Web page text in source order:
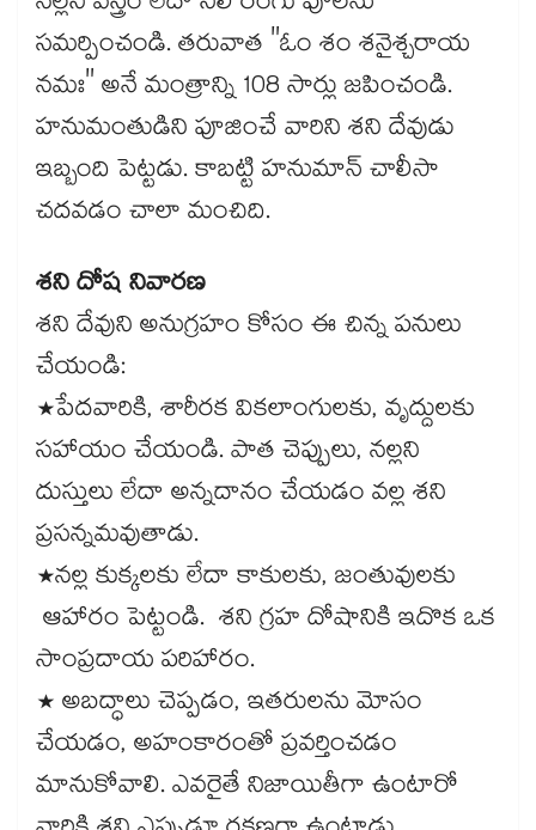
సమర్పించండి. తరువాత "ఓం శం శనైశ్చరాయ
నమః" అనే మంత్రాన్ని 108 సార్లు జపించండి.
హనుమంతుడిని పూజించే వారిని శని దేవుడు
ఇబ్బంది పెట్టడు. కాబట్టి హనుమాన్ చాలీసా
చదవడం చాలా మంచిది.
శని దోష నివారణ
శని దేవుని అనుగ్రహం కోసం ఈ చిన్న పనులు
చేయండి:
*పేదవారికి, శారీరక వికలాంగులకు, వృద్దులకు
సహాయం చేయండి. పాత చెప్పులు, నల్లని
దుస్తులు లేదా అన్నదానం చేయడం వల్ల శని
ప్రసన్నమవుతాడు.
*నల్ల కుక్కలకు లేదా కాకులకు, జంతువులకు
ఆహారం పెట్టండి. శని గ్రహ దోషానికి ఇదొక ఒక
సాంప్రదాయ పరిహారం.
* అబద్ధాలు చెప్పడం, ఇతరులను మోసం
చేయడం, అహంకారంతో ప్రవర్తించడం
మానుకోవాలి. ఎవరైతే నిజాయితీగా ఉంటారో